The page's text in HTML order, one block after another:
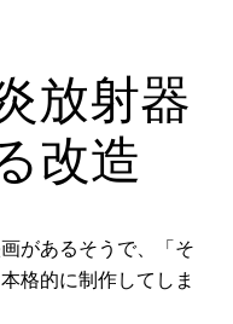
放射器
改造
があるそうで、「そ
格的に制作してしま